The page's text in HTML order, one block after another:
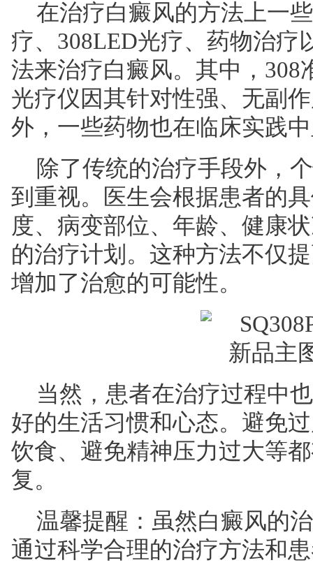
在治疗白癜风的方法上一
疗、308LED光疗、药物治疗
法来治疗白癜风。其中，308
光疗仪因其针对性强、无副
外，一些药物也在临床实践
除了传统的治疗手段外，
到重视。医生会根据患者的
度、病变部位、年龄、健康
的治疗计划。这种方法不仅
增加了治愈的可能性。
当然，患者在治疗过程中
好的生活习惯和心态。避免
饮食、避免精神压力过大等
复。
温馨提醒：虽然白癜风的
通过科学合理的治疗方法和